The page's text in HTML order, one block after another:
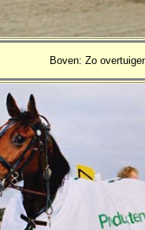
Boven: Zo